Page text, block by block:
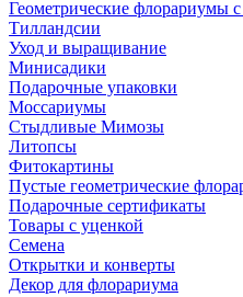
Геометрические флорариумы
Тилландсии
Уход и выращивание
Минисадики
Подарочные упаковки
Моссариумы
Стыдливые Мимозы
Литопсы
Фитокартины
Пустые геометрические
Подарочные сертификаты
Товары с уценкой
Семена
Открытки и конверты
Декор для флорариума